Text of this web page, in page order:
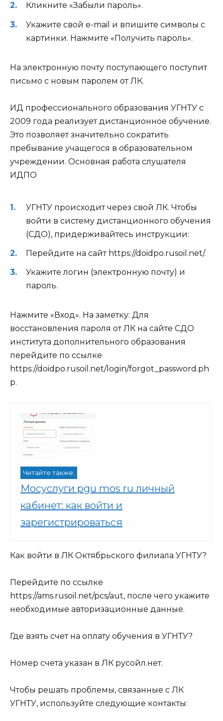
Кликните «Забыли пароль».
Укажите свой e-mail и впишите символы с
картинки. Нажмите «Получить пароль».
На электронную почту поступающего поступит
письмо с новым паролем от ЛК.
ИД профессионального образования УГНТУ с
2009 года реализует дистанционное обучение.
Это позволяет значительно сократить
пребывание учащегося в образовательном
учреждении. Основная работа слушателя
ИДПО
УГНТУ происходит через свой ЛК. Чтобы
войти в систему дистанционного обучения
(СДО), придерживайтесь инструкции:
Перейдите на сайт https://doidpo.rusoil.net/.
Укажите логин (электронную почту) и
пароль.
Нажмите «Вход». На заметку: Для
восстановления пароля от ЛК на сайте СДО
института дополнительного образования
перейдите по ссылке
https://doidpo.rusoil.net/login/forgot_password.ph
p.
Читайте также:
Мосуслуги pgu mos ru личный
кабинет: как войти и
зарегистрироваться
Как войти в ЛК Октябрьского филиала УГНТУ?
Перейдите по ссылке
https://ams.rusoil.net/pcs/aut, после чего укажите
необходимые авторизационные данные.
Где взять счет на оплату обучения в УГНТУ?
Номер счета указан в ЛК русойл.нет.
Чтобы решать проблемы, связанные с ЛК
УГНТУ, используйте следующие контакты: